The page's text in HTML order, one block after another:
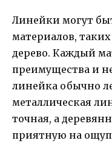
Линейки могут
материалов,
дерево. Каждый
преимущества и
линейка обычно
металлическая
точная, а
приятную на